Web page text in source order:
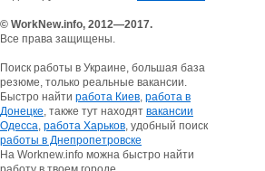
© WorkNew.info, 2012—2017.
Все права защищены.
Поиск работы в Украине, большая база
резюме, только реальные вакансии.
Быстро найти работа Киев, работа в
Донецке, также тут находят вакансии
Одесса, работа Харьков, удобный поиск
работы в Днепропетровске
На Worknew.info можна быстро найти